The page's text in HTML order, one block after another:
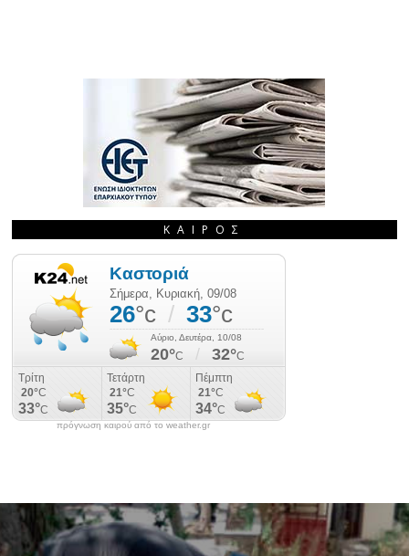
ΚΑΙΡΌΣ
πρόγνωση καιρού από το weather.gr